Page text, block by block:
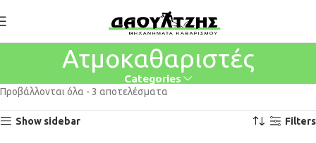
Ατμοκαθαριστές
Categories
Προβάλλονται όλα - 3 αποτελέσματα
Show sidebar Filters